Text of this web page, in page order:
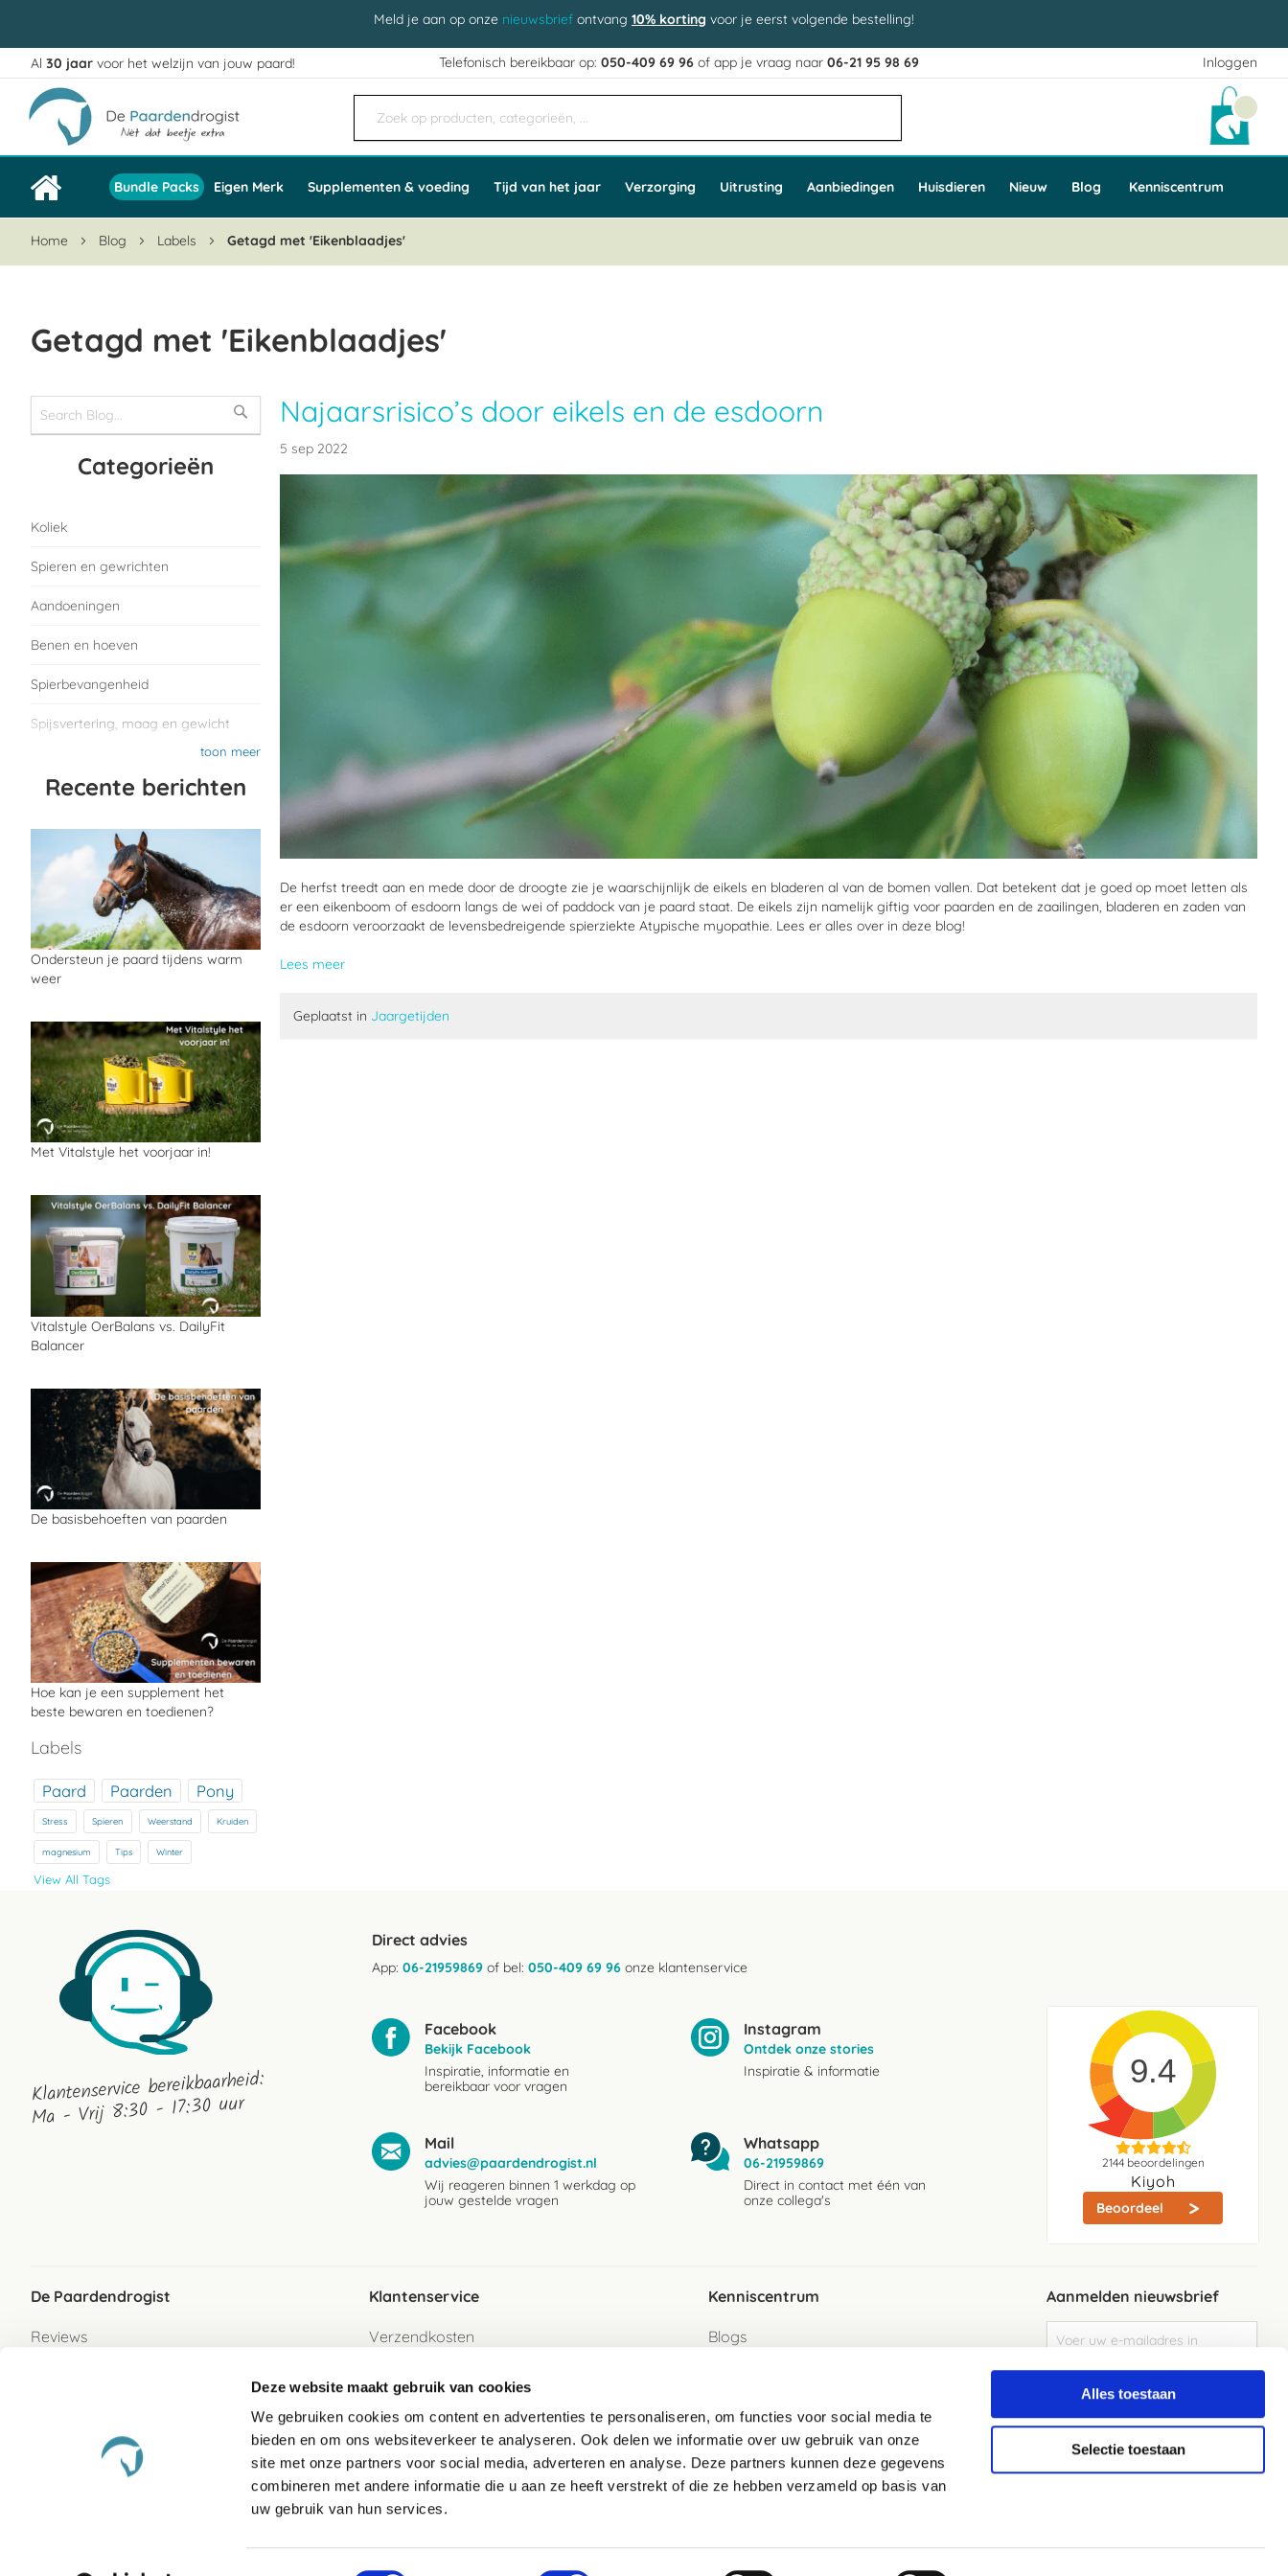
Deze website maakt gebruik van cookies
We gebruiken cookies om content en advertenties te personaliseren, om functies voor social media te
bieden en om ons websiteverkeer te analyseren. Ook delen we informatie over uw gebruik van onze
site met onze partners voor social media, adverteren en analyse. Deze partners kunnen deze gegevens
combineren met andere informatie die u aan ze heeft verstrekt of die ze hebben verzameld op basis van
uw gebruik van hun services.
Alles toestaan
Selectie toestaan
Meld je aan op onze nieuwsbrief ontvang 10% korting voor je eerst volgende bestelling!
Inloggen
Ga
naar
de
inhoud
Al 30 jaar voor het welzijn van jouw paard! Telefonisch bereikbaar op:050-409 69 96 of app je vraag naar06-21 95 98 69
Bundle Packs Eigen Merk Supplementen & voeding Tijd van het jaar Verzorging Uitrusting Aanbiedingen Huisdieren Nieuw Blog Kenniscentrum
Home Blog Labels Getagd met 'Eikenblaadjes'
Getagd met 'Eikenblaadjes'
Najaarsrisico’s door eikels en de esdoorn
5 sep 2022
De herfst treedt aan en mede door de droogte zie je waarschijnlijk de eikels en bladeren al van de bomen vallen. Dat betekent dat je goed op moet letten als
er een eikenboom of esdoorn langs de wei of paddock van je paard staat. De eikels zijn namelijk giftig voor paarden en de zaailingen, bladeren en zaden van
de esdoorn veroorzaakt de levensbedreigende spierziekte Atypische myopathie. Lees er alles over in deze blog!
Lees meer
Geplaatst in Jaargetijden
Categorieën
Koliek
Spieren en gewrichten
Aandoeningen
Benen en hoeven
Spierbevangenheid
Spijsvertering, maag en gewicht
toon meer
Recente berichten
Ondersteun je paard tijdens warm
weer
Met Vitalstyle het voorjaar in!
Vitalstyle OerBalans vs. DailyFit
Balancer
De basisbehoeften van paarden
Hoe kan je een supplement het
beste bewaren en toedienen?
Labels
Paard Paarden Pony
Stress Spieren Weerstand Kruiden
magnesium Tips Winter
View All Tags
Klantenservice bereikbaarheid:
Ma - Vrij 8:30 - 17:30 uur
Direct advies
App: 06-21959869 of bel: 050-409 69 96 onze klantenservice
Facebook
Bekijk Facebook
Inspiratie, informatie en
bereikbaar voor vragen
Instagram
Ontdek onze stories
Inspiratie & informatie
Mail
advies@paardendrogist.nl
Wij reageren binnen 1 werkdag op
jouw gestelde vragen
Whatsapp
06-21959869
Direct in contact met één van
onze collega's
9.4
2144beoordelingen
Kiyoh
Beoordeel
De Paardendrogist
Reviews
Klantenservice
Verzendkosten
Betaalwijzen
Retour
Retour sturen als gast
Garantie
Veelgestelde vragen
Kenniscentrum
Blogs
Aanmelden nieuwsbrief
u
op
Elke week de beste acties en het laaste